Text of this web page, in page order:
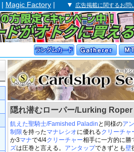
| Magic Factory | ▼ 広告掲載に関するお問
隠れ潜むローパー/Lurking Roper
飢えた聖騎士/Famished Paladin と同様のア
制限を持ったマナレシオに優れるクリーチャ
か3マナで4/4クリーチャー相手に一方的に勝
ズは圧巻と言える。 アンタップできずとも壁